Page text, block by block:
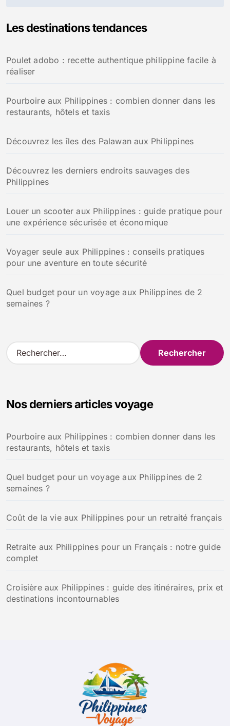
Les destinations tendances
Poulet adobo : recette authentique philippine facile à
réaliser
Pourboire aux Philippines : combien donner dans les
restaurants, hôtels et taxis
Découvrez les îles des Palawan aux Philippines
Découvrez les derniers endroits sauvages des
Philippines
Louer un scooter aux Philippines : guide pratique pour
une expérience sécurisée et économique
Voyager seule aux Philippines : conseils pratiques
pour une aventure en toute sécurité
Quel budget pour un voyage aux Philippines de 2
semaines ?
R
e
r
e
r
Nos derniers articles voyage
Pourboire aux Philippines : combien donner dans les
restaurants, hôtels et taxis
Quel budget pour un voyage aux Philippines de 2
semaines ?
Coût de la vie aux Philippines pour un retraité français
Retraite aux Philippines pour un Français : notre guide
complet
Croisière aux Philippines : guide des itinéraires, prix et
destinations incontournables